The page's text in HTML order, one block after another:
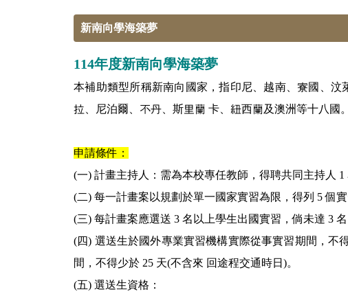
新南向學海築夢
114年度新南向學海築夢
本補助類型所稱新南向國家，指印尼、越南、寮國、
拉、尼泊爾、不丹、斯里蘭 卡、紐西蘭及澳洲等十八國。
申請條件：
(一) 計畫主持人：需為本校專任教師，得聘共同主持人 1
(二) 每一計畫案以規劃於單一國家實習為限，得列 5 個
(三) 每計畫案應選送 3 名以上學生出國實習，倘未達 3
(四) 選送生於國外專業實習機構實際從事實習期間，不
間，不得少於 25 天(不含來 回途程交通時日)。
(五) 選送生資格：